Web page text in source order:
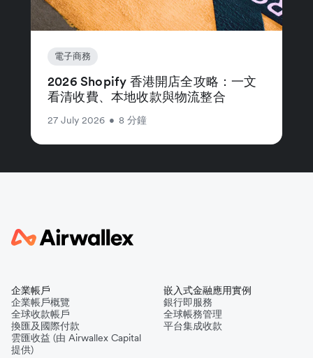
電子商務
2026 Shopify 香港開店全攻略：一文
看清收費、本地收款與物流整合
27 July 2026 • 8 分鐘
企業帳戶
企業帳戶概覽
全球收款帳戶
換匯及國際付款
雲匯收益 (由 Airwallex Capital
提供)
嵌入式金融應用實例
銀行即服務
全球帳務管理
平台集成收款